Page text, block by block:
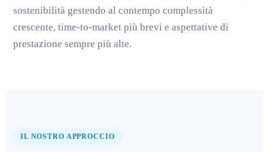
sostenibilità gestendo al contempo complessità
crescente, time-to-market più brevi e aspettative di
prestazione sempre più alte.
IL NOSTRO APPROCCIO